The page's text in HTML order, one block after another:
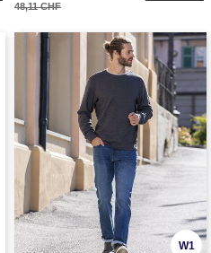
48,11 CHF
W1